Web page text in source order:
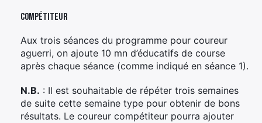
Compétiteur
Aux trois séances du programme pour coureur
aguerri, on ajoute 10 mn d’éducatifs de course
après chaque séance (comme indiqué en séance 1).
N.B. : Il est souhaitable de répéter trois semaines
de suite cette semaine type pour obtenir de bons
résultats. Le coureur compétiteur pourra ajouter